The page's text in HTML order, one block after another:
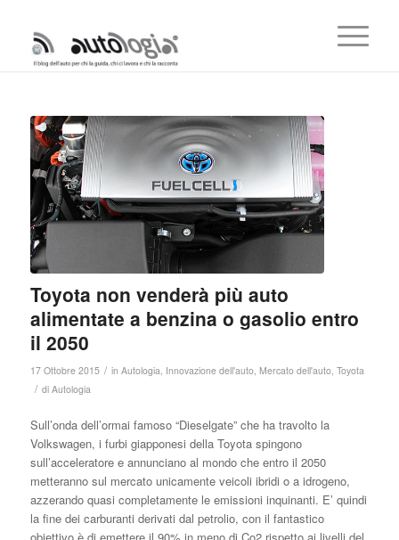
Toyota non venderà più auto
alimentate a benzina o gasolio entro
il 2050
17 Ottobre 2015 / in Autologia Innovazione dell'auto, Mercato dell'auto, Toyota
/ di Autologia
Sull’onda dell’ormai famoso “Dieselgate” che ha travolto la
Volkswagen, i furbi giapponesi della Toyota spingono
sull’acceleratore e annunciano al mondo che entro il 2050
metteranno sul mercato unicamente veicoli ibridi o a idrogeno,
azzerando quasi completamente le emissioni inquinanti. E’ quindi
la fine dei carburanti derivati dal petrolio, con il fantastico